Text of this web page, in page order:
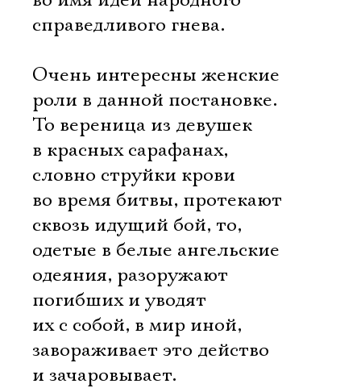
справедливого гнева.
Очень интересны женские
роли в данной постановке.
То вереница из девушек
в красных сарафанах,
словно струйки крови
во время битвы, протекают
сквозь идущий бой, то,
одетые в белые ангельские
одеяния, разоружают
погибших и уводят
их с собой, в мир иной,
завораживает это действо
и зачаровывает.